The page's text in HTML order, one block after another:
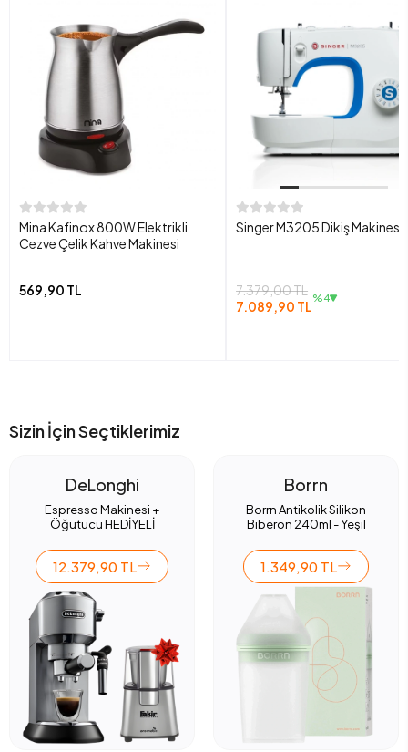
Mina Kafinox 800W Elektrikli
Cezve Çelik Kahve Makinesi
569,90 TL
Singer M3205 Dikiş Makinesi
7.379,00 TL
7.089,90 TL %4
Sizin İçin Seçtiklerimiz
DeLonghi
Espresso Makinesi +
Öğütücü HEDİYELİ
12.379,90 TL
Borrn
Borrn Antikolik Silikon
Biberon 240ml - Yeşil
1.349,90 TL